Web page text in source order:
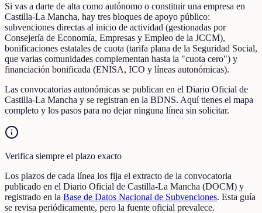
Si vas a darte de alta como autónomo o constituir una empresa en
Castilla-La Mancha, hay tres bloques de apoyo público:
subvenciones directas al inicio de actividad (gestionadas por
Consejería de Economía, Empresas y Empleo de la JCCM),
bonificaciones estatales de cuota (tarifa plana de la Seguridad Social,
que varias comunidades complementan hasta la "cuota cero") y
financiación bonificada (ENISA, ICO y líneas autonómicas).
Las convocatorias autonómicas se publican en el Diario Oficial de
Castilla-La Mancha y se registran en la BDNS. Aquí tienes el mapa
completo y los pasos para no dejar ninguna línea sin solicitar.
Verifica siempre el plazo exacto
Los plazos de cada línea los fija el extracto de la convocatoria
publicado en el Diario Oficial de Castilla-La Mancha (DOCM) y
registrado en la Base de Datos Nacional de Subvenciones. Esta guía
se revisa periódicamente, pero la fuente oficial prevalece.